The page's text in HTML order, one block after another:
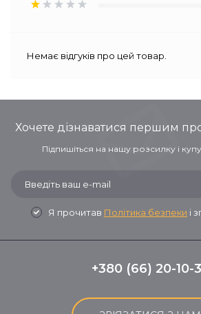
Немає відгуків про цей товар.
Хочете дізнаватися першим
Підпишіться на нашу розсилку і
Я прочитав Політика безпеки і
+380 (66) 20-10-